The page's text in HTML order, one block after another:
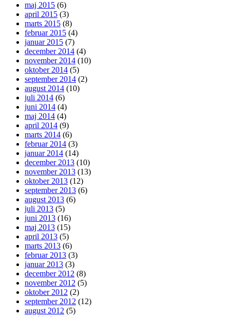
maj 2015 (6)
april 2015 (3)
marts 2015 (8)
februar 2015 (4)
januar 2015 (7)
december 2014 (4)
november 2014 (10)
oktober 2014 (5)
september 2014 (2)
august 2014 (10)
juli 2014 (6)
juni 2014 (4)
maj 2014 (4)
april 2014 (9)
marts 2014 (6)
februar 2014 (3)
januar 2014 (14)
december 2013 (10)
november 2013 (13)
oktober 2013 (12)
september 2013 (6)
august 2013 (6)
juli 2013 (5)
juni 2013 (16)
maj 2013 (15)
april 2013 (5)
marts 2013 (6)
februar 2013 (3)
januar 2013 (3)
december 2012 (8)
november 2012 (5)
oktober 2012 (2)
september 2012 (12)
august 2012 (5)